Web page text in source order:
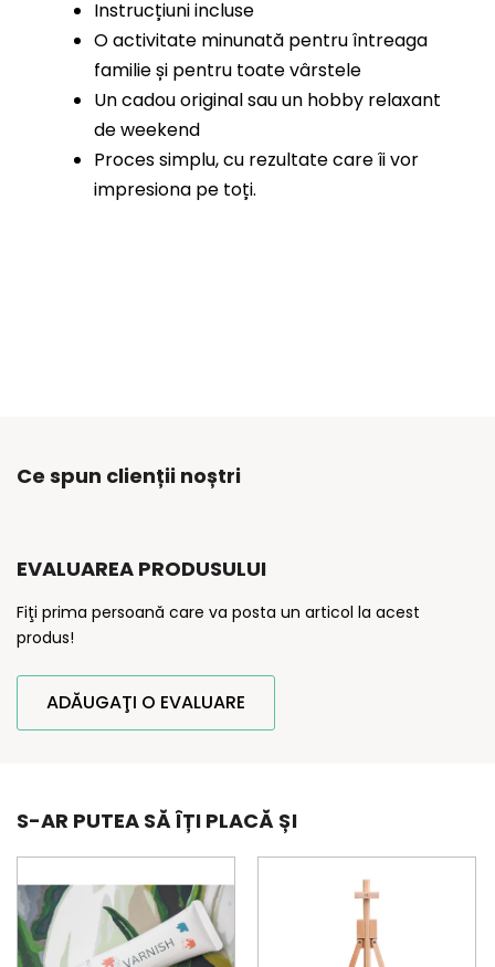
Instrucțiuni incluse
O activitate minunată pentru întreaga
familie și pentru toate vârstele
Un cadou original sau un hobby relaxant
de weekend
Proces simplu, cu rezultate care îi vor
impresiona pe toți.
Ce spun clienții noștri
EVALUAREA PRODUSULUI
Fiţi prima persoană care va posta un articol la acest
produs!
ADĂUGAŢI O EVALUARE
S-AR PUTEA SĂ ÎȚI PLACĂ ȘI